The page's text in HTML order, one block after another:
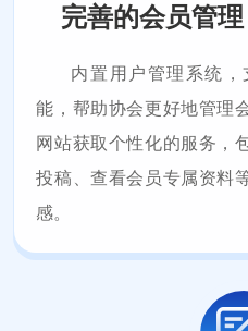
完善的会员管
内置用户管理系统
能，帮助协会更好地管理
网站获取个性化的服务，
投稿、查看会员专属资料
感。